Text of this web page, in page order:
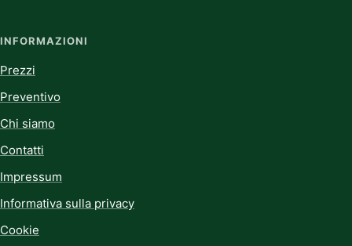
INFORMAZIONI
Prezzi
Preventivo
Chi siamo
Contatti
Impressum
Informativa sulla privacy
Cookie